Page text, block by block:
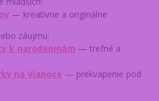
— kreatívne a originálne
záujmu:
k narodeninám — trefné a
na Vianoce — prekvapenie pod